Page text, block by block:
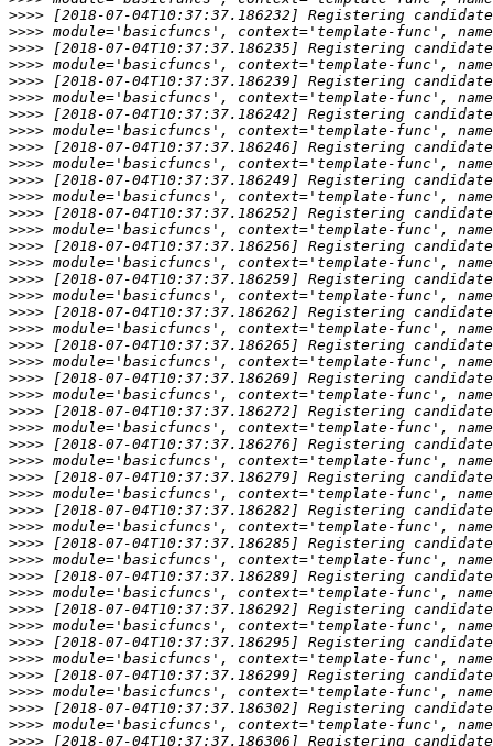
>>>>
>>>>
>>>>
>>>>
>>>>
>>>>
>>>>
>>>>
>>>>
>>>>
>>>>
>>>>
>>>>
>>>>
>>>>
>>>>
>>>>
>>>>
>>>>
>>>>
>>>>
>>>>
>>>>
>>>>
>>>>
>>>>
>>>>
>>>>
>>>>
>>>>
>>>>
>>>>
>>>>
>>>>
>>>>
>>>>
>>>>
>>>>
>>>>
>>>>
>>>>
>>>>
>>>>
>>>>
>>>>